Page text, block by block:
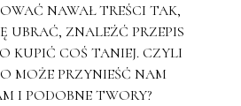
NAWAŁ TREŚCI TAK,
UBRAĆ, ZNALEŹĆ PRZEPIS
KUPIĆ COŚ TANIEJ. CZYLI
MOŻE PRZYNIEŚĆ NAM
I PODOBNE TWORY?